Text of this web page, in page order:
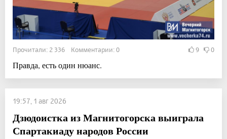
Прочитали: 2 336 Комментарии: 0 9 0
Правда, есть один нюанс.
19:57, 1 авг 2026
Дзюдоистка из Магнитогорска выиграла
Спартакиаду народов России